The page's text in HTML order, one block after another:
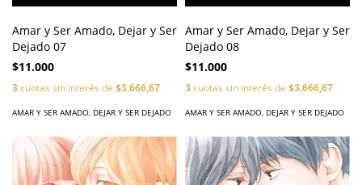
Amar y Ser Amado, Dejar y Ser
Dejado 07
$11.000
3cuotas sin interés de $3.666,67
AMAR Y SER AMADO, DEJAR Y SER DEJADO
Amar y Ser Amado, Dejar y Ser
Dejado 08
$11.000
3cuotas sin interés de $3.666,67
AMAR Y SER AMADO, DEJAR Y SER DEJADO